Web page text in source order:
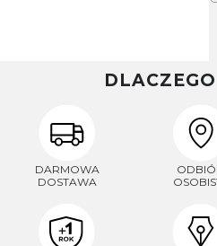
DARMOWA
DOSTAWA